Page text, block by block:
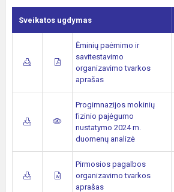
Sveikatos ugdymas
Ėminių paėmimo ir
savitestavimo
organizavimo tvarkos
aprašas
Progimnazijos mokinių
fizinio pajėgumo
nustatymo 2024 m.
duomenų analizė
Pirmosios pagalbos
organizavimo tvarkos
aprašas